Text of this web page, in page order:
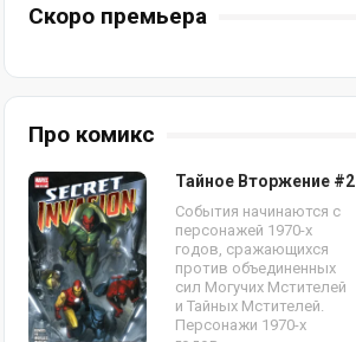
Скоро премьера
Про комикс
Тайное Вторжение #2
События начинаются с
персонажей 1970-х
годов, сражающихся
против объединенных
сил Могучих Мстителей
и Тайных Мстителей.
Персонажи 1970-х